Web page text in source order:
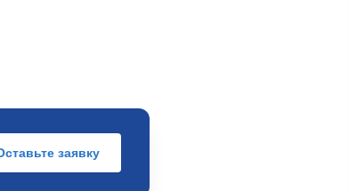
заявку